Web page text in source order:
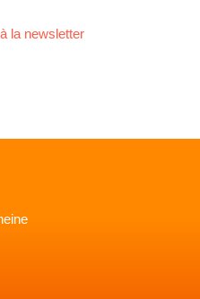
la newsletter